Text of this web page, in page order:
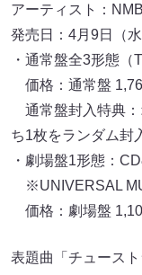
アーティスト：
発売日：4月9日（水
・通常盤全3形態
価格：通常盤
通常盤封入特典：
ち1枚をランダム封
・劇場盤1形態：
※UNIVERSAL
価格：劇場盤
表題曲「チュース